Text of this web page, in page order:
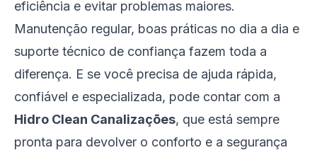
eficiência e evitar problemas maiores.
Manutenção regular, boas práticas no dia a dia e
suporte técnico de confiança fazem toda a
diferença. E se você precisa de ajuda rápida,
confiável e especializada, pode contar com a
Hidro Clean Canalizações, que está sempre
pronta para devolver o conforto e a segurança